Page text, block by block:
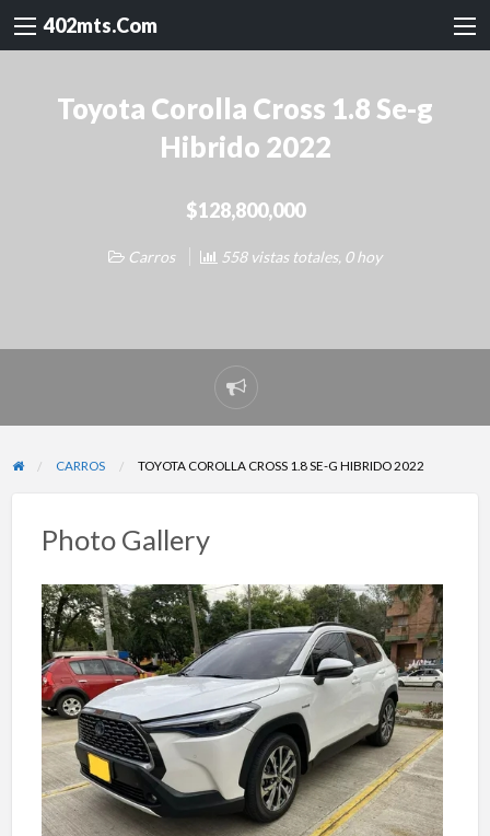
402mts.Com
Toyota Corolla Cross 1.8 Se-g
Hibrido 2022
$128,800,000
Carros 558 vistas totales, 0 hoy
Reportar
problema
CARROS TOYOTA COROLLA CROSS 1.8 SE-G HIBRIDO 2022
Photo Gallery